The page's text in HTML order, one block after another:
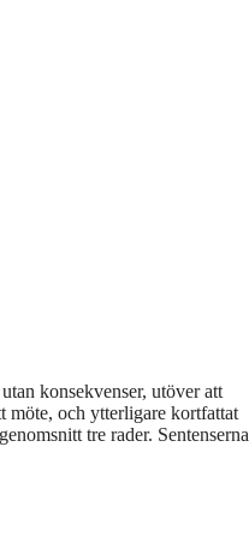
konsekvenser, utöver att
möte, och ytterligare kortfattat
tre rader. Sentenserna